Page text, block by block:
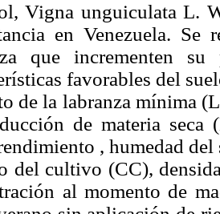
Vigna unguiculata L.
en Venezuela. Se
que incrementen
favorables del
de la labranza mínima
de materia
, humedad
del cultivo (CC),
al momento de